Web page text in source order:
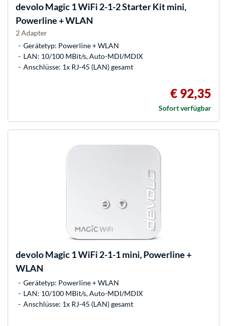
devoloMagic 1 WiFi 2-1-2 Starter Kit mini,
Powerline + WLAN
2 Adapter
Gerätetyp: Powerline + WLAN
LAN: 10/100 MBit/s, Auto-MDI/MDIX
Anschlüsse: 1x RJ-45 (LAN) gesamt
€ 92,35
Sofort verfügbar
devoloMagic 1 WiFi 2-1-1 mini, Powerline +
WLAN
Gerätetyp: Powerline + WLAN
LAN: 10/100 MBit/s, Auto-MDI/MDIX
Anschlüsse: 1x RJ-45 (LAN) gesamt